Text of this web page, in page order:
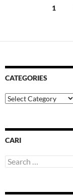
1
CATEGORIES
Categories
CARI
Search
for: